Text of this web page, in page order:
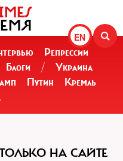
EN
Репрессии
Блоги /
Украина
Путин
Кремль
НА САЙТЕ